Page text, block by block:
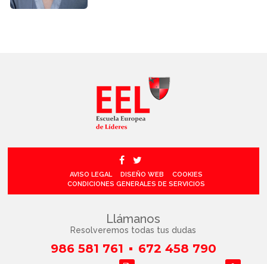
AVISO LEGAL DISEÑO WEB
COOKIES
CONDICIONES GENERALES DE SERVICIOS
Llámanos
Resolveremos todas tus dudas
986 581 761 672 458 790